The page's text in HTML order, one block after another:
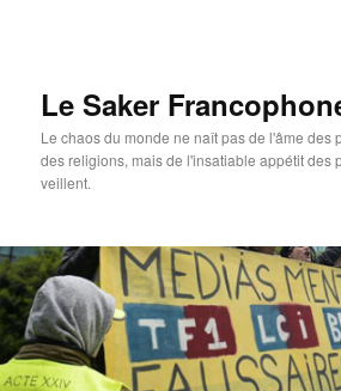
Le Saker
Le chaos du monde ne naît pas de l'âme des
des religions, mais de l'insatiable appétit des
veillent.